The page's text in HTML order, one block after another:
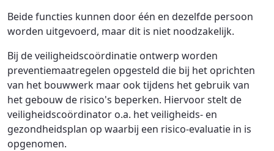
Beide functies kunnen door één en dezelfde persoon
worden uitgevoerd, maar dit is niet noodzakelijk.
Bij de veiligheidscoördinatie ontwerp worden
preventiemaatregelen opgesteld die bij het oprichten
van het bouwwerk maar ook tijdens het gebruik van
het gebouw de risico's beperken. Hiervoor stelt de
veiligheidscoördinator o.a. het veiligheids- en
gezondheidsplan op waarbij een risico-evaluatie in is
opgenomen.